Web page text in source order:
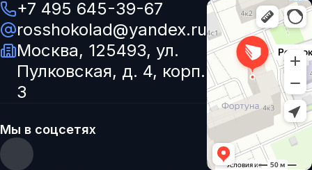
+7 495 645-39-67
rosshokolad@yandex.ru
Москва, 125493, ул.
Пулковская, д. 4, корп.
3
Мы в соцсетях